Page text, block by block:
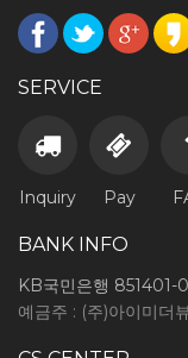
SERVICE
Inquiry Pay
BANK INFO
KB국민은행
예금주 : (주)아이미더